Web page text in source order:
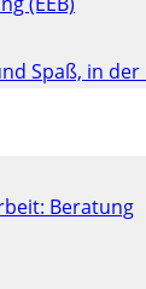
Spaß, in
Beratung